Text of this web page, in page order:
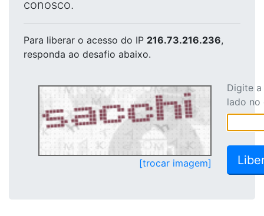
conosco.
Para liberar o acesso do IP 216.73.216.236,
responda ao desafio abaixo.
[trocar imagem]
Digite
lado no